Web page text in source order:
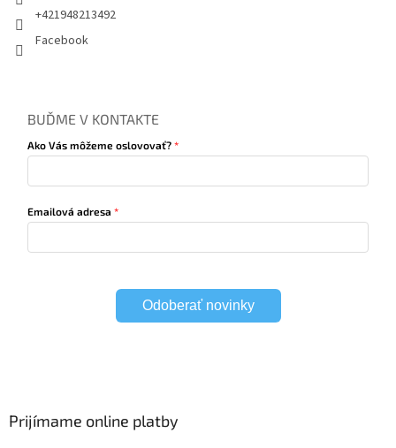
+421948213492
Facebook
BUĎME V KONTAKTE
Ako Vás môžeme oslovovať?
Emailová adresa
Odoberať novinky
Prijímame online platby